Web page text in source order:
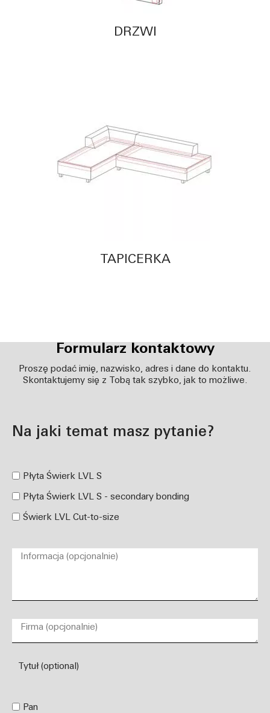
DRZWI
TAPICERKA
Formularz kontaktowy
Proszę podać imię, nazwisko, adres i dane do kontaktu.
Skontaktujemy się z Tobą tak szybko, jak to możliwe.
Na jaki temat masz pytanie?
Płyta Świerk LVL S
Płyta Świerk LVL S - secondary bonding
Świerk LVL Cut-to-size
Tytuł (optional)
Pan